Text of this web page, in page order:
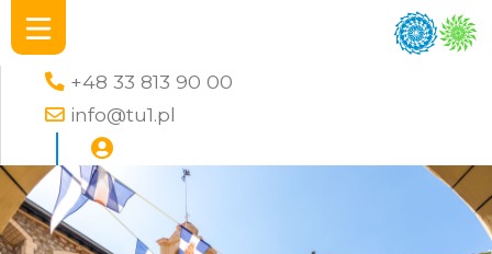
+48 33 813 90 00
info@tu1.pl